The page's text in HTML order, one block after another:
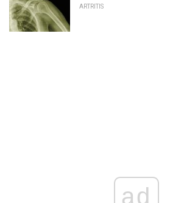
ARTRITIS
ad